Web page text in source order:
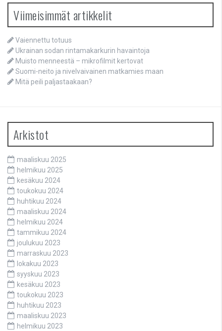
Viimeisimmät artikkelit
Vaiennettu totuus
Ukrainan sodan rintamakarkurin havaintoja
Muisto menneestä – mikrofilmit kertovat
Suomi-neito ja nivelvaivainen matkamies maan
Mitä peili paljastaakaan?
Arkistot
maaliskuu 2025
helmikuu 2025
kesäkuu 2024
toukokuu 2024
huhtikuu 2024
maaliskuu 2024
helmikuu 2024
tammikuu 2024
joulukuu 2023
marraskuu 2023
lokakuu 2023
syyskuu 2023
kesäkuu 2023
toukokuu 2023
huhtikuu 2023
maaliskuu 2023
helmikuu 2023